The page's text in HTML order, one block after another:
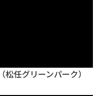
任グリーンパーク）